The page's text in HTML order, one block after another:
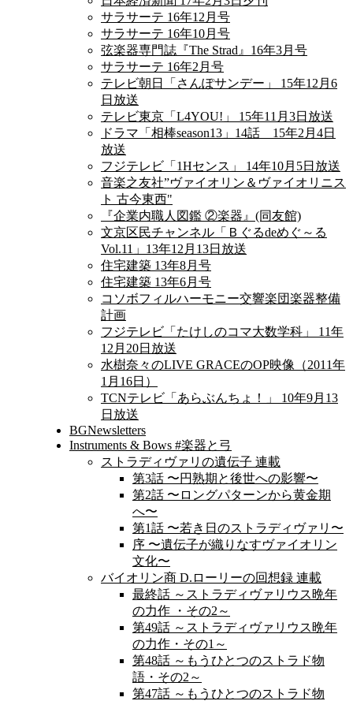
サラサーテ 16年12月号
サラサーテ 16年10月号
弦楽器専門誌『The Strad』16年3月号
サラサーテ 16年2月号
テレビ朝日「さんぽサンデー」 15年12月6
日放送
テレビ東京「L4YOU!」 15年11月3日放送
ドラマ「相棒season13」14話 15年2月4日
放送
フジテレビ「1Hセンス」 14年10月5日放送
音楽之友社”ヴァイオリン＆ヴァイオリニス
ト 古今東西"
『企業内職人図鑑 ②楽器』(同友館)
文京区民チャンネル「Ｂぐるdeめぐ～る
Vol.11」13年12月13日放送
住宅建築 13年8月号
住宅建築 13年6月号
コソボフィルハーモニー交響楽団楽器整備
計画
フジテレビ「たけしのコマ大数学科」 11年
12月20日放送
水樹奈々のLIVE GRACEのOP映像（2011年
1月16日）
TCNテレビ「あらぶんちょ！」 10年9月13
日放送
BGNewsletters
Instruments & Bows #楽器と弓
ストラディヴァリの遺伝子 連載
第3話 〜円熟期と後世への影響〜
第2話 〜ロングパターンから黄金期
へ〜
第1話 〜若き日のストラディヴァリ〜
序 〜遺伝子が織りなすヴァイオリン
文化〜
バイオリン商 D.ローリーの回想録 連載
最終話 ～ストラディヴァリウス晩年
の力作 ・その2～
第49話 ～ストラディヴァリウス晩年
の力作・その1～
第48話 ～もうひとつのストラド物
語・その2～
第47話 ～もうひとつのストラド物